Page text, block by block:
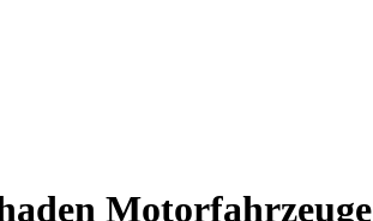
Motorfahrzeuge